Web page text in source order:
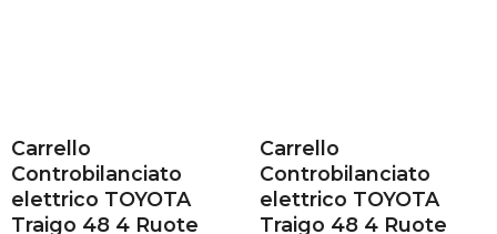
Carrello
Controbilanciato
elettrico TOYOTA
Traigo 48 4 Ruote
Carrello
Controbilanciato
elettrico TOYOTA
Traigo 48 4 Ruote